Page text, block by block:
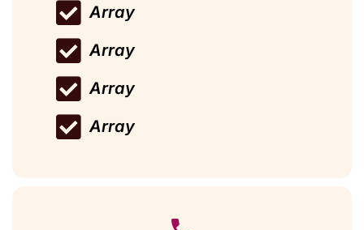
Array
Array
Array
Array